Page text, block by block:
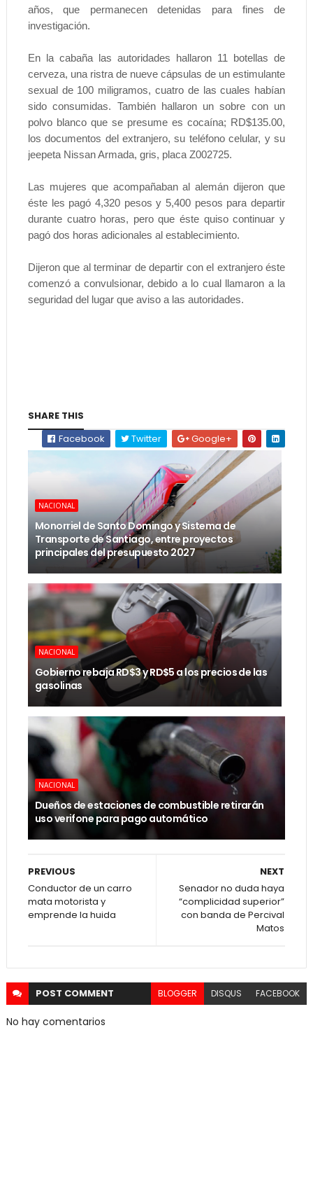
años, que permanecen detenidas para fines de
investigación.
En la cabaña las autoridades hallaron 11 botellas de
cerveza, una ristra de nueve cápsulas de un estimulante
sexual de 100 miligramos, cuatro de las cuales habían
sido consumidas. También hallaron un sobre con un
polvo blanco que se presume es cocaína; RD$135.00,
los documentos del extranjero, su teléfono celular, y su
jeepeta Nissan Armada, gris, placa Z002725.
Las mujeres que acompañaban al alemán dijeron que
éste les pagó 4,320 pesos y 5,400 pesos para departir
durante cuatro horas, pero que éste quiso continuar y
pagó dos horas adicionales al establecimiento.
Dijeron que al terminar de departir con el extranjero éste
comenzó a convulsionar, debido a lo cual llamaron a la
seguridad del lugar que aviso a las autoridades.
SHARE THIS
Facebook
Twitter Google+
NACIONAL
Monorriel de Santo Domingo y Sistema de
Transporte de Santiago, entre proyectos
principales del presupuesto 2027
NACIONAL
Gobierno rebaja RD$3 y RD$5 a los precios de las
gasolinas
NACIONAL
Dueños de estaciones de combustible retirarán
uso verifone para pago automático
NEXT
Senador no duda haya
“complicidad superior”
con banda de Percival
Matos
PREVIOUS
Conductor de un carro
mata motorista y
emprende la huida
POST COMMENT BLOGGER DISQUS FACEBOOK
No hay comentarios